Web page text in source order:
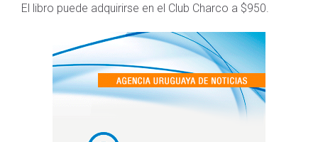
El libro puede adquirirse en el Club Charco a $950.